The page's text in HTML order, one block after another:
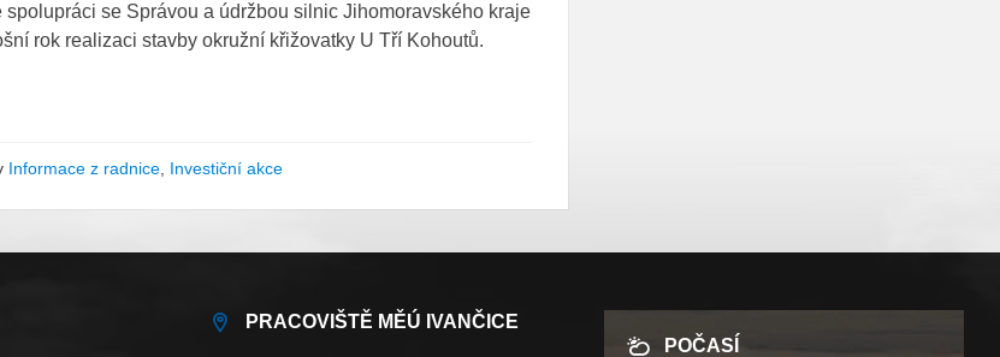
spolupráci se Správou a údržbou silnic Jihomoravského kraje
rok realizaci stavby okružní křižovatky U Tří Kohoutů.
Informace z radnice Investiční akce
PRACOVIŠTĚ MĚÚ IVANČICE
POČASÍ